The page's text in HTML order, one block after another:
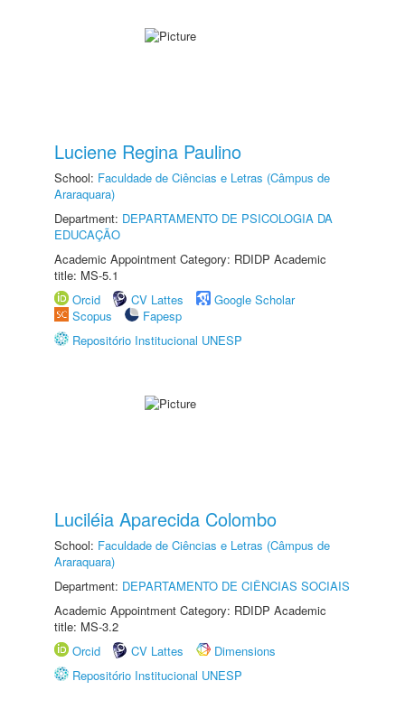
Luciene Regina Paulino
School: Faculdade de Ciências e Letras (Câmpus de
Araraquara)
Department: DEPARTAMENTO DE PSICOLOGIA DA
EDUCAÇÃO
Academic Appointment Category: RDIDP Academic
title: MS-5.1
Orcid
CV Lattes
Google Scholar
Scopus
Fapesp
Repositório Institucional UNESP
Luciléia Aparecida Colombo
School: Faculdade de Ciências e Letras (Câmpus de
Araraquara)
Department: DEPARTAMENTO DE CIÊNCIAS SOCIAIS
Academic Appointment Category: RDIDP Academic
title: MS-3.2
Orcid
CV Lattes
Dimensions
Repositório Institucional UNESP